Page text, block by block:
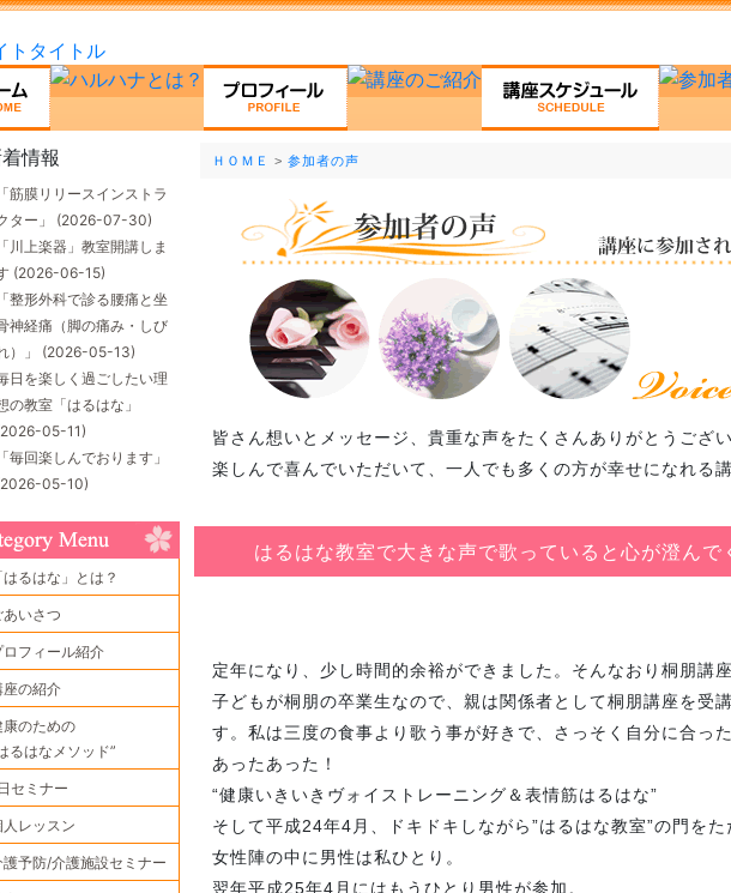
ＨＯＭＥ > 参加者の声
皆さん想いとメッセージ、貴重な声をたくさんありがとうござ
楽しんで喜んでいただいて、一人でも多くの方が幸せになれる
はるはな教室で大きな声で歌っていると心が澄んで
定年になり、少し時間的余裕ができました。そんなおり桐朋講
子どもが桐朋の卒業生なので、親は関係者として桐朋講座を受
す。私は三度の食事より歌う事が好きで、さっそく自分に合っ
あったあった！
“健康いきいきヴォイストレーニング＆表情筋はるはな”
そして平成24年4月、ドキドキしながら”はるはな教室”の門を
女性陣の中に男性は私ひとり。
翌年平成25年4月にはもうひとり男性が参加。
「筋膜リリースインストラ
ター」 (2026-07-30)
「川上楽器」教室開講しま
(2026-06-15)
「整形外科で診る腰痛と坐
神経痛（脚の痛み・しび
）」 (2026-05-13)
日を楽しく過ごしたい理
の教室「はるはな」
05-11)
「毎回楽しんでおります」
05-10)
はるはな」とは？
あいさつ
ロフィール紹介
座の紹介
康のための
るはなメソッド”
セミナー
人レッスン
護予防/介護施設セミナー